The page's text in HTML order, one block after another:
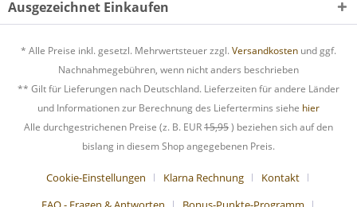
Ausgezeichnet Einkaufen
* Alle Preise inkl. gesetzl. Mehrwertsteuer zzgl. Versandkosten und ggf.
Nachnahmegebühren, wenn nicht anders beschrieben
** Gilt für Lieferungen nach Deutschland. Lieferzeiten für andere Länder
und Informationen zur Berechnung des Liefertermins siehe hier
Alle durchgestrichenen Preise (z. B. EUR15,95) beziehen sich auf den
bislang in diesem Shop angegebenen Preis.
Cookie-Einstellungen Klarna Rechnung
Kontakt